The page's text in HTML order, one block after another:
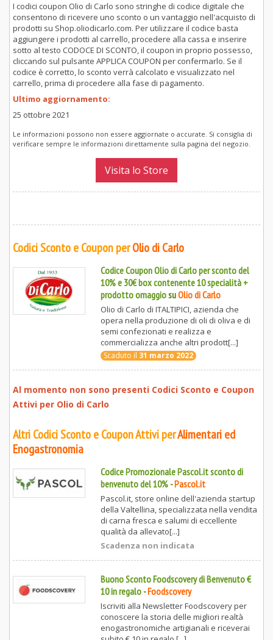
I codici coupon Olio di Carlo sono stringhe di codice digitale che
consentono di ricevere uno sconto o un vantaggio nell'acquisto di
prodotti su Shop.oliodicarlo.com. Per utilizzare il codice basta
aggiungere i prodotti al carrello, procedere alla cassa e inserire
sotto al testo CODOCE DI SCONTO, il coupon in proprio possesso,
cliccando sul pulsante APPLICA COUPON per confermarlo. Se il
codice è corretto, lo sconto verrà calcolato e visualizzato nel
carrello, prima di procedere alla fase di pagamento.
Ultimo aggiornamento:
25 ottobre 2021
Le informazioni possono non essere aggiornate o accurate. Si consiglia di
verificare sempre le informazioni direttamente sulla pagina del negozio.
Visita lo Store
Codici Sconto e Coupon perOlio di Carlo
Codice Coupon Olio di Carlo per sconto del
10% e 30€ box contenente 10 specialità +
prodotto omaggiosuOlio di Carlo
Olio di Carlo di ITALTIPICI, azienda che
opera nella produzione di oli di oliva e di
semi confezionati e realizza e
commercializza anche altri prodott[...]
Scaduto il 31 marzo 2022
Al momento non sono presenti Codici Sconto e Coupon
Attivi per Olio di Carlo
Altri Codici Sconto e Coupon Attivi perAlimentari ed
Enogastronomia
Codice Promozionale Pascol.it sconto di
benvenuto del 10%-Pascol.it
Pascol.it, store online dell'azienda startup
della Valtellina, specializzata nella vendita
di carna fresca e salumi di eccellente
qualità da allevato[...]
Scadenza non indicata
Buono Sconto Foodscovery di Benvenuto €
10 in regalo-Foodscovery
Iscriviti alla Newsletter Foodscovery per
conoscere la storia delle migliori realtà
enogastronomiche artigianali e riceverai